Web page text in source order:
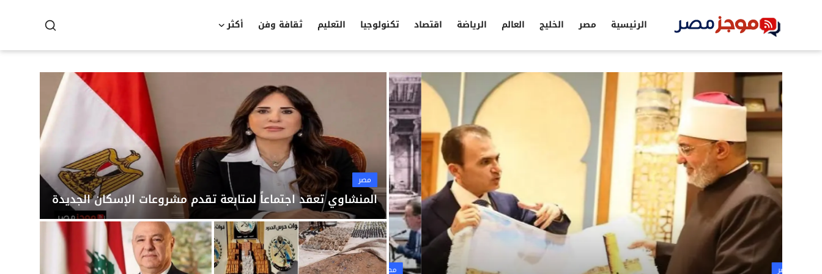
الرئيسية مصر الخليج العالم الرياضة اقتصاد تكنولوجيا التعليم ثقافة وفن أكثر
الرئيسية
تكنولوجيا
مصر مصر
مصر
المنشاوي تعقد اجتماعاً لمتابعة تقدم مشروعات الإسكان الجديدة